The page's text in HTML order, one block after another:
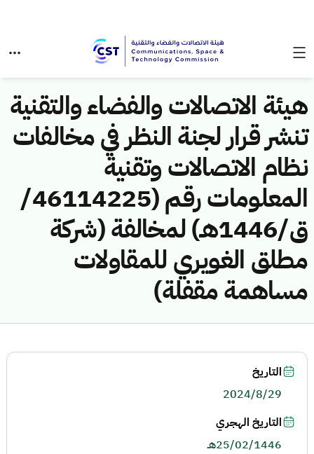
هيئة الاتصالات والفضاء والتقنية
تنشر قرار لجنة النظر في مخالفات
نظام الاتصالات وتقنية
المعلومات رقم (46114225/
ق/1446هـ) لمخالفة (شركة
مطلق الغويري للمقاولات
مساهمة مقفلة)
التاريخ
2024/8/29
التاريخ الهجري
25/02/1446هـ